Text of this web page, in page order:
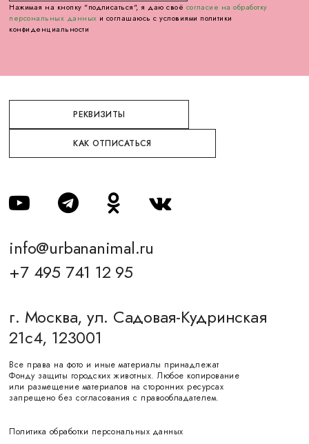
Нажимая на кнопку "подписаться", я даю своё согласие на обработку
персональных данных и соглашаюсь с условиями политики
конфиденциальности
РЕКВИЗИТЫ
КАК ОТПИСАТЬСЯ
info@urbananimal.ru
+7 495 741 12 95
г. Москва, ул. Садовая-Кудринская
21с4, 123001
Все права на фото и иные материалы принадлежат
Фонду защиты городских животных. Любое копирование
или размещение материалов на сторонних ресурсах
запрещено без согласования с правообладателем.
Политика обработки персональных данных